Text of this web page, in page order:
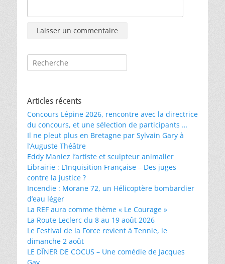
Rechercher :
Articles récents
Concours Lépine 2026, rencontre avec la directrice
du concours, et une sélection de participants …
Il ne pleut plus en Bretagne par Sylvain Gary à
l’Auguste Théâtre
Eddy Maniez l’artiste et sculpteur animalier
Librairie : L’Inquisition Française – Des juges
contre la justice ?
Incendie : Morane 72, un Hélicoptère bombardier
d’eau léger
La REF aura comme thème « Le Courage »
La Route Leclerc du 8 au 19 août 2026
Le Festival de la Force revient à Tennie, le
dimanche 2 août
LE DÎNER DE COCUS – Une comédie de Jacques